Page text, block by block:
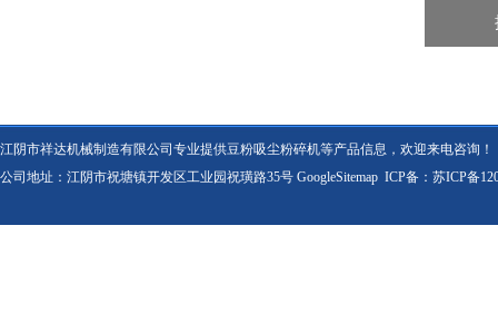
江阴市祥达机械制造有限公司专业提供豆粉吸尘粉碎机等产品信息，欢迎来电咨询！
公司地址：江阴市祝塘镇开发区工业园祝璜路35号 GoogleSitemap ICP备： 苏ICP备